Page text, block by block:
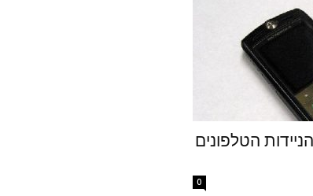
הטלפונים
0